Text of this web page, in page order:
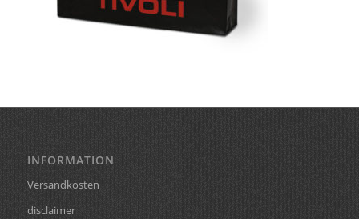
INFORMATION
Versandkosten
disclaimer